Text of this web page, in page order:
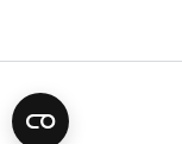
Politika privatnosti